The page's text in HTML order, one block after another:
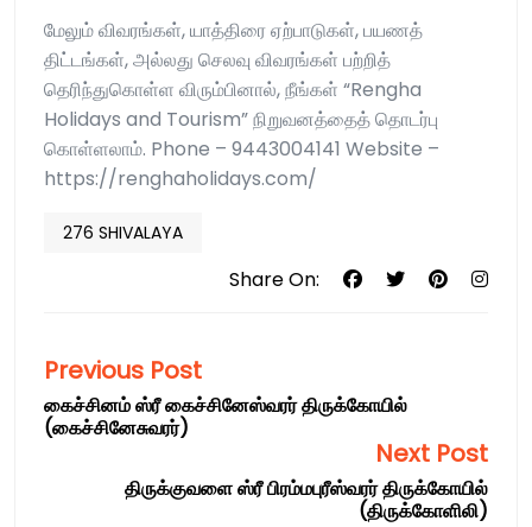
மேலும் விவரங்கள், யாத்திரை ஏற்பாடுகள், பயணத்
திட்டங்கள், அல்லது செலவு விவரங்கள் பற்றித்
தெரிந்துகொள்ள விரும்பினால், நீங்கள் “Rengha
Holidays and Tourism” நிறுவனத்தைத் தொடர்பு
கொள்ளலாம். Phone – 9443004141 Website –
https://renghaholidays.com/
276 SHIVALAYA
Share On:
Previous Post
கைச்சினம் ஸ்ரீ கைச்சினேஸ்வரர் திருக்கோயில்
(கைச்சினேசுவரர்)
Next Post
திருக்குவளை ஸ்ரீ பிரம்மபுரீஸ்வரர் திருக்கோயில்
(திருக்கோளிலி)